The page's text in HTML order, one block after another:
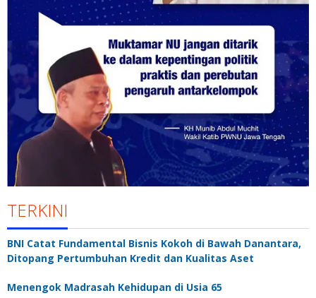
TERKINI
BNI Catat Fundamental Bisnis Kokoh di Bawah Danantara,
Ditopang Pertumbuhan Kredit dan Kualitas Aset
Menengok Madrasah Kehidupan di Usia 65